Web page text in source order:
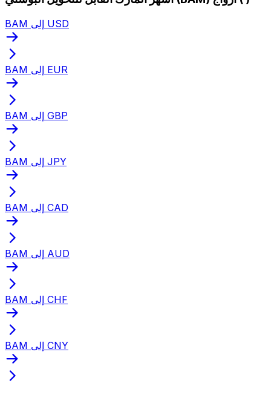
BAM إلى USD
BAM إلى EUR
BAM إلى GBP
BAM إلى JPY
BAM إلى CAD
BAM إلى AUD
BAM إلى CHF
BAM إلى CNY